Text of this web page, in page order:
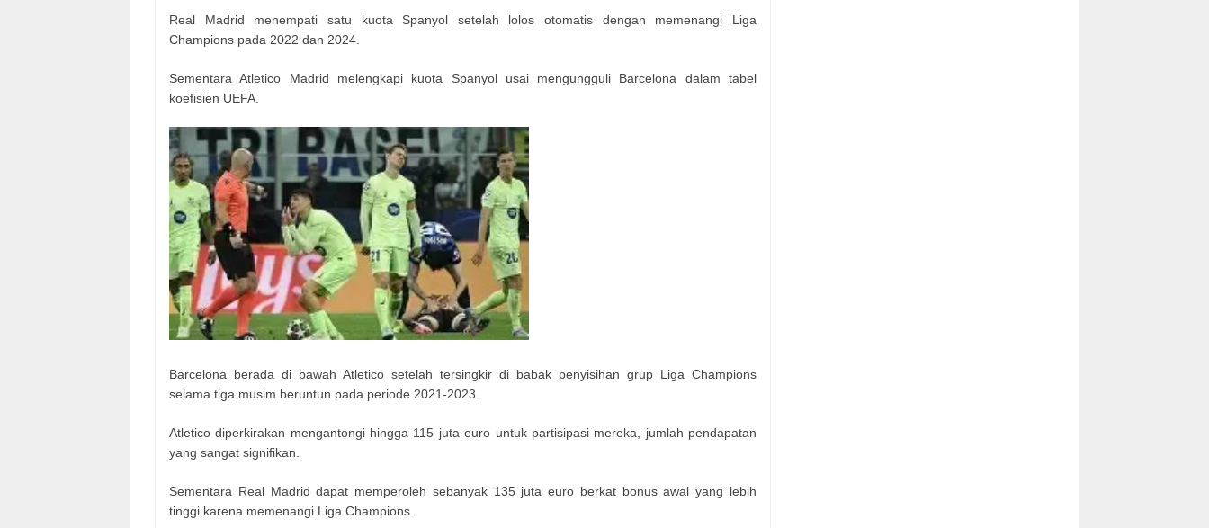
Real Madrid menempati satu kuota Spanyol setelah lolos otomatis dengan memenangi Liga
Champions pada 2022 dan 2024.
Sementara Atletico Madrid melengkapi kuota Spanyol usai mengungguli Barcelona dalam tabel
koefisien UEFA.
Barcelona berada di bawah Atletico setelah tersingkir di babak penyisihan grup Liga Champions
selama tiga musim beruntun pada periode 2021-2023.
Atletico diperkirakan mengantongi hingga 115 juta euro untuk partisipasi mereka, jumlah pendapatan
yang sangat signifikan.
Sementara Real Madrid dapat memperoleh sebanyak 135 juta euro berkat bonus awal yang lebih
tinggi karena memenangi Liga Champions.